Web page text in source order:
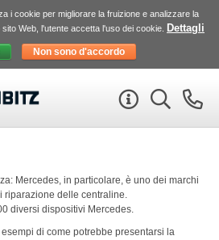
i cookie per migliorare la fruizione e analizzare la
Web, l'utente accetta l'uso dei cookie.
Dettagli
Mercedes, in particolare, è uno dei marchi
riparazione delle centraline.
diversi dispositivi Mercedes.
di come potrebbe presentarsi la